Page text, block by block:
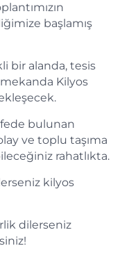
başlamış
bir alanda, tesis
Kilyos
bulunan
ve toplu taşıma
rahatlıkta.
kilyos
dilerseniz